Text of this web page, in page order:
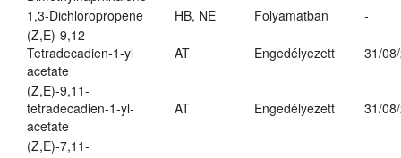
1,3-Dichloropropene
HB, NE Folyamatban
-
(Z,E)-9,12-
Tetradecadien-1-yl
acetate
AT Engedélyezett 31/
(Z,E)-9,11-
tetradecadien-1-yl-
acetate
AT Engedélyezett 31/
(Z,E)-7,11-